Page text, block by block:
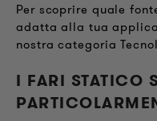
Per scoprire quale
adatta alla tua
nostra categoria
I FARI STATICO